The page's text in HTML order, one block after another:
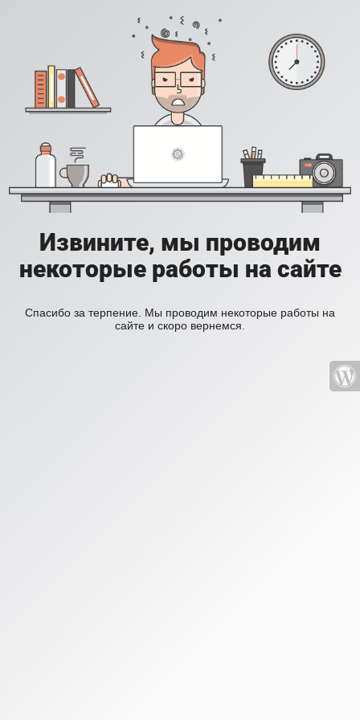
Извините, мы проводим
некоторые работы на сайте
Спасибо за терпение. Мы проводим некоторые работы на
сайте и скоро вернемся.